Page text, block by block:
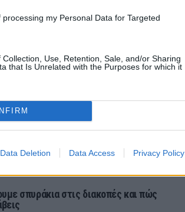
my Personal Data for Targeted
Use, Retention, Sale, and/or Sharing
that Is Unrelated with the Purposes for which it
Data Deletion Data Access Privacy Policy
σπυράκια στις διακοπές και πώς